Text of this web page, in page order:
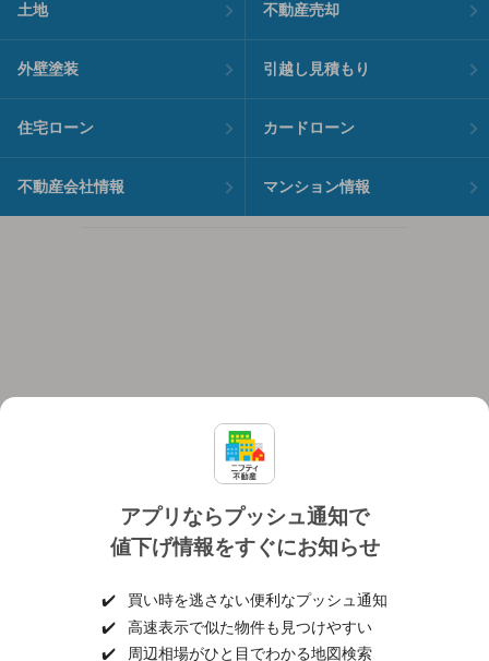
アプリならプッシュ通知で
値下げ情報をすぐにお知らせ
✔️
買い時を逃さない便利なプッシュ通知
✔️
高速表示で似た物件も見つけやすい
✔️
周辺相場がひと目でわかる地図検索
土地 不動産売却
外壁塗装 引越し見積もり
住宅ローン カードローン
不動産会社情報 マンション情報
個人情報保護ポリシー 利用規約
ヘルプ・お問い合わせ 採用情報